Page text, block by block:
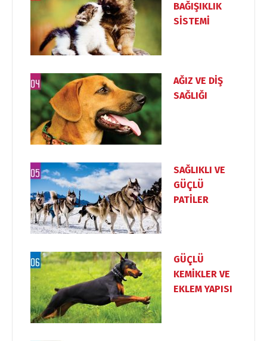
BAĞIŞIKLIK
SİSTEMİ
AĞIZ VE DİŞ
SAĞLIĞI
SAĞLIKLI VE
GÜÇLÜ
PATİLER
GÜÇLÜ
KEMİKLER VE
EKLEM YAPISI